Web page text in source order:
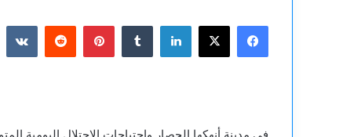
فيسبوك
‫X لينكدإن بينتيريست